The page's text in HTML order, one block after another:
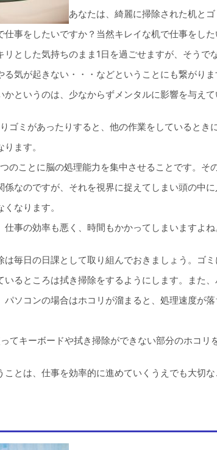
あなたは、綺麗に掃除された机と
事をしたいですか？当然キレイな机で仕事をした
とした気持ちのまま1日を過ごせますが、そうで
気が起きない・・・などということにも繋がりま
というのは、少なからずメンタルに影響を与えて
ゴミがあったりすると、他の作業をしているとき
ます。
のことに脳の処理能力を集中させることです。そ
係なのですが、それを視界に捉えてしまい頭の中
なります。
事の効率も悪く、時間もかかってしまいますよね
は毎日の日課として取り組んでおきましょう。ゴ
いるところは拭き掃除をするようにします。また
パソコンの場合はホコリが溜まると、処理速度が
てキーボードや拭き掃除ができない部分のホコリ
とは、仕事を効率的に進めていくうえでも大切な